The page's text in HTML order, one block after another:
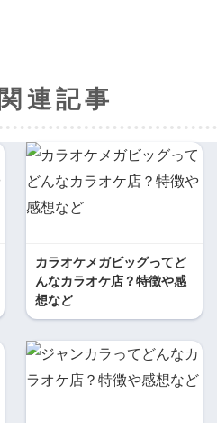
関連記事
カラオケメガビッグってど
んなカラオケ店？特徴や感
想など